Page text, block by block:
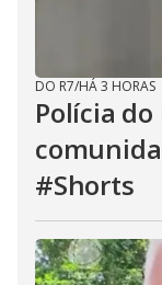
DO R7/HÁ 3 HORAS
Polícia do
#Shorts